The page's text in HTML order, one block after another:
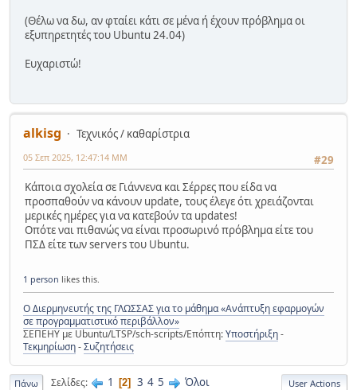
(Θέλω να δω, αν φταίει κάτι σε μένα ή έχουν πρόβλημα οι
εξυπηρετητές του Ubuntu 24.04)
Ευχαριστώ!
alkisg
Τεχνικός / καθαρίστρια
#29
05 Σεπ 2025, 12:47:14 ΜΜ
Κάποια σχολεία σε Γιάννενα και Σέρρες που είδα να
προσπαθούν να κάνουν update, τους έλεγε ότι χρειάζονται
μερικές ημέρες για να κατεβούν τα updates!
Οπότε ναι πιθανώς να είναι προσωρινό πρόβλημα είτε του
ΠΣΔ είτε των servers του Ubuntu.
1 person likes this.
Ο Διερμηνευτής της ΓΛΩΣΣΑΣ για το μάθημα «Ανάπτυξη εφαρμογών
σε προγραμματιστικό περιβάλλον»
ΣΕΠΕΗΥ με Ubuntu/LTSP/sch-scripts/Επόπτη:Υποστήριξη-
Τεκμηρίωση-Συζητήσεις
Πάνω Σελίδες 1 2 3 4 5 Όλοι User Actions